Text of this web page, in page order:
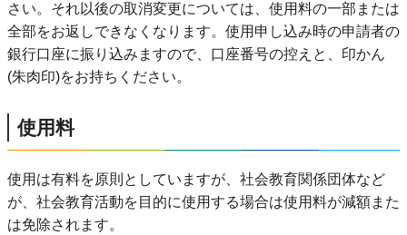
さい。それ以後の取消変更については、使用料の一部または
全部をお返しできなくなります。使用申し込み時の申請者の
銀行口座に振り込みますので、口座番号の控えと、印かん
(朱肉印)をお持ちください。
使用料
使用は有料を原則としていますが、社会教育関係団体など
が、社会教育活動を目的に使用する場合は使用料が減額また
は免除されます。